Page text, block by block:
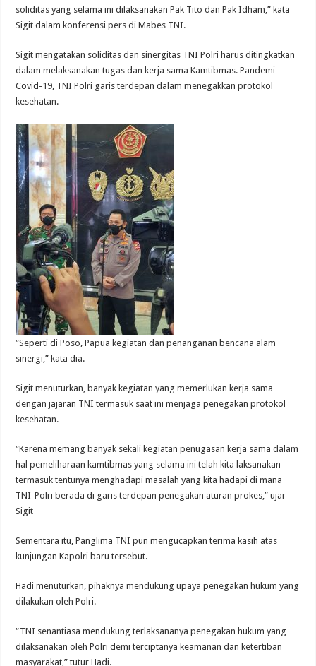
soliditas yang selama ini dilaksanakan Pak Tito dan Pak Idham,” kata
Sigit dalam konferensi pers di Mabes TNI.
Sigit mengatakan soliditas dan sinergitas TNI Polri harus ditingkatkan
dalam melaksanakan tugas dan kerja sama Kamtibmas. Pandemi
Covid-19, TNI Polri garis terdepan dalam menegakkan protokol
kesehatan.
“Seperti di Poso, Papua kegiatan dan penanganan bencana alam
sinergi,” kata dia.
Sigit menuturkan, banyak kegiatan yang memerlukan kerja sama
dengan jajaran TNI termasuk saat ini menjaga penegakan protokol
kesehatan.
“Karena memang banyak sekali kegiatan penugasan kerja sama dalam
hal pemeliharaan kamtibmas yang selama ini telah kita laksanakan
termasuk tentunya menghadapi masalah yang kita hadapi di mana
TNI-Polri berada di garis terdepan penegakan aturan prokes,” ujar
Sigit
Sementara itu, Panglima TNI pun mengucapkan terima kasih atas
kunjungan Kapolri baru tersebut.
Hadi menuturkan, pihaknya mendukung upaya penegakan hukum yang
dilakukan oleh Polri.
“TNI senantiasa mendukung terlaksananya penegakan hukum yang
dilaksanakan oleh Polri demi terciptanya keamanan dan ketertiban
masyarakat,” tutur Hadi.